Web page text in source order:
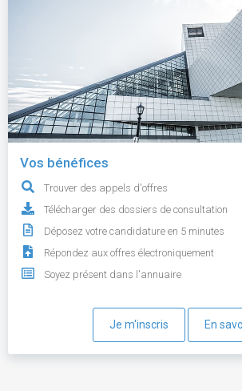
Vos bénéfices
Trouver des appels d'offres
Télécharger des dossiers de consultation
Déposez votre candidature en 5 minutes
Répondez aux offres électroniquement
Soyez présent dans l'annuaire
Je m'inscris En